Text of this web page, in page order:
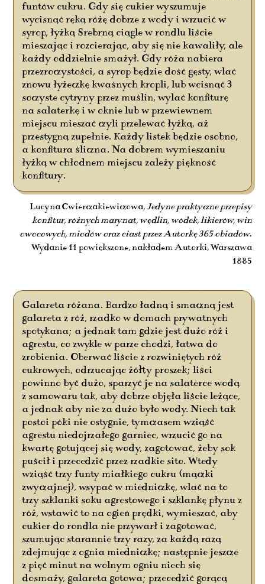
funtów cukru. Gdy się cukier wyszumuje
wycisnąć ręką różę dobrze z wody i wrzucić w
syrop, łyżką Srebrną ciągle w rondlu liście
mieszając i rozcierając, aby się nie kawaliły, ale
każdy oddzielnie smażył. Gdy róża nabiera
przezroczystości, a syrop będzie dość gęsty, wlać
znowu łyżeczkę kwaśnych kropli, lub wcisnąć 3
soczyste cytryny przez muślin, wylać konfiturę
na salaterkę i w oknie lub w przewiewnem
miejscu mieszać czyli przelewać łyżką, aż
przestygną zupełnie. Każdy listek będzie osobno,
a konfitura śliczna. Na dobrem wymieszaniu
łyżką w chłodnem miejscu zależy piękność
konfitury.
Lucyna Ćwierczakiewiczowa, Jedyne praktyczne przepisy
konfitur, różnych marynat, wędlin, wódek, likierów, win
owocowych, miodów oraz ciast przez Autorkę 365 obiadów.
Wydanie 11 powiększone, nakładem Autorki, Warszawa
1885
Galareta różana. Bardzo ładną i smaczną jest
galareta z róż, rzadko w domach prywatnych
spotykana; a jednak tam gdzie jest dużo róż i
agrestu, co zwykle w parze chodzi, łatwa do
zrobienia. Oberwać liście z rozwiniętych róż
cukrowych, odrzucając żółty proszek; liści
powinno być dużo, sparzyć je na salaterce wodą
z samowaru tak, aby dobrze objęła liście leżące,
a jednak aby nie za dużo było wody. Niech tak
postoi póki nie ostygnie, tymczasem wziąść
agrestu niedojrzałego garniec, wrzucić go na
kwartę gotującej się wody, zagotować, żeby sok
puścił i przecedzić przez rzadkie sito. Wtedy
wziąść trzy funty miałkiego cukru (mączki
zwyczajnej), wsypać w miedniczkę, wlać na to
trzy szklanki soku agrestowego i szklankę płynu z
róż, wstawić to na ogień prędki, wymieszać, aby
cukier do rondla nie przywarł i zagotować,
szumując starannie trzy razy, za każdą razą
zdejmując z ognia miedniczkę; następnie jeszcze
z pięć minut na wolnym ogniu niech się
dosmaży, galareta gotowa; przecedzić gorącą